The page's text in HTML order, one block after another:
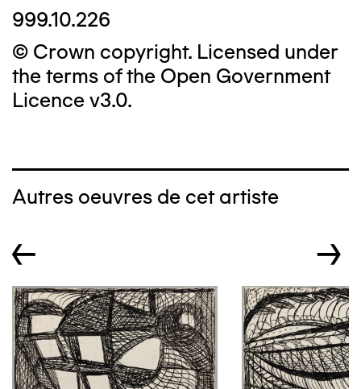
999.10.226
© Crown copyright. Licensed under
the terms of the Open Government
Licence v3.0.
Autres oeuvres de cet artiste
← →